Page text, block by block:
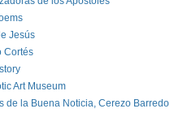
Jesús
Cortés
Art Museum
de la Buena Noticia, Cerezo Barredo